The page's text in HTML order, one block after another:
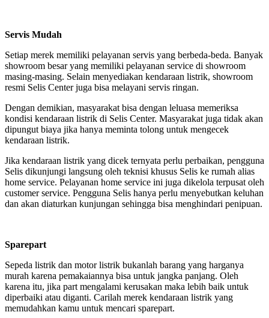
Servis Mudah
Setiap merek memiliki pelayanan servis yang berbeda-beda. Banyak
showroom besar yang memiliki pelayanan service di showroom
masing-masing. Selain menyediakan kendaraan listrik, showroom
resmi Selis Center juga bisa melayani servis ringan.
Dengan demikian, masyarakat bisa dengan leluasa memeriksa
kondisi kendaraan listrik di Selis Center. Masyarakat juga tidak akan
dipungut biaya jika hanya meminta tolong untuk mengecek
kendaraan listrik.
Jika kendaraan listrik yang dicek ternyata perlu perbaikan, pengguna
Selis dikunjungi langsung oleh teknisi khusus Selis ke rumah alias
home service. Pelayanan home service ini juga dikelola terpusat oleh
customer service. Pengguna Selis hanya perlu menyebutkan keluhan
dan akan diaturkan kunjungan sehingga bisa menghindari penipuan.
Sparepart
Sepeda listrik dan motor listrik bukanlah barang yang harganya
murah karena pemakaiannya bisa untuk jangka panjang. Oleh
karena itu, jika part mengalami kerusakan maka lebih baik untuk
diperbaiki atau diganti. Carilah merek kendaraan listrik yang
memudahkan kamu untuk mencari sparepart.